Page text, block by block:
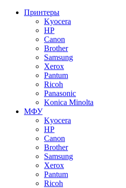
Принтеры
Kyocera
HP
Canon
Brother
Samsung
Xerox
Pantum
Ricoh
Panasonic
Konica Minolta
МФУ
Kyocera
HP
Canon
Brother
Samsung
Xerox
Pantum
Ricoh